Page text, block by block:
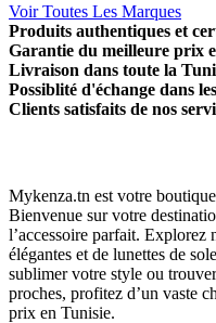
Voir Toutes Les Marques
Produits authentiques et
Garantie du meilleure prix
Livraison dans toute la
Possiblité d'échange dans
Clients satisfaits de nos
Mykenza.tn est votre
Bienvenue sur votre
l’accessoire parfait. Explorez
élégantes et de lunettes de
sublimer votre style ou
proches, profitez d’un vaste
prix en Tunisie.